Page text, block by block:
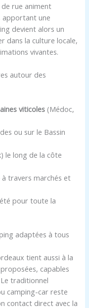
rue animent
apportant une
devient alors un
dans la culture locale,
vivantes.
autour des
viticoles (Médoc,
ou sur le Bassin
le long de la côte
à travers marchés et
pour toute la
adaptées à tous
tient aussi à la
capables
traditionnel
camping-car reste
contact direct avec la